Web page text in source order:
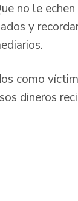
no le echen
y
como
dineros